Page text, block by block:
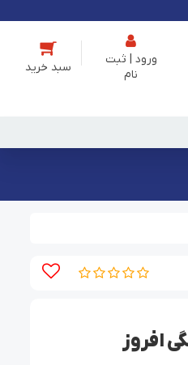
ورود | ثبت
نام
افروز